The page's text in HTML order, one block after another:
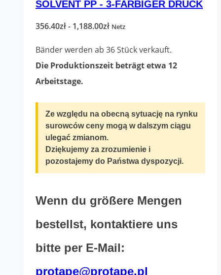
Varianten.
Die
können
auf
der
Produktseite
ausgewählt
werden
SOLVENT PP - 3-FARBIGER DRUCK
356.40zł- 1,188.00złPreisspanne:
1,188.00zł
Netz
Bänder werden ab 36 Stück verkauft.
Die Produktionszeit beträgt etwa 12
Arbeitstage.
Ze względu na obecną sytuację na rynku
surowców ceny mogą w dalszym ciągu
ulegać zmianom.
Dziękujemy za zrozumienie i
pozostajemy do Państwa dyspozycji.
Wenn du größere Mengen
bestellst, kontaktiere uns
bitte per E-Mail:
protape@protape.pl